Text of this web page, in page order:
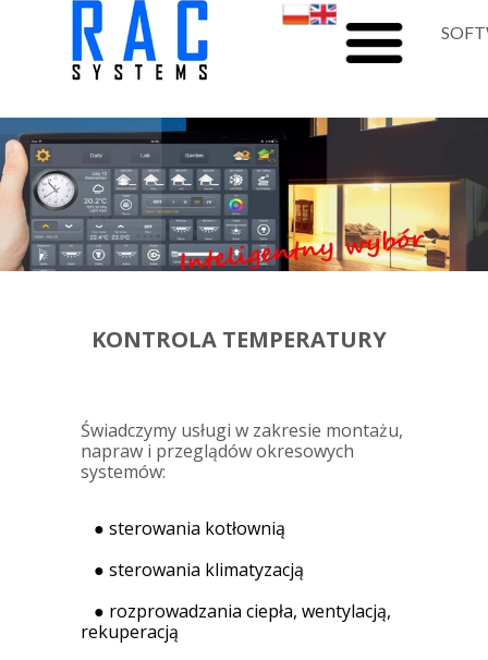
Świadczymy usługi w zakresie montażu,
napraw i przeglądów okresowych
systemów:
● sterowania kotłownią
● sterowania klimatyzacją
● rozprowadzania ciepła, wentylacją,
rekuperacją
KONTROLA TEMPERATURY
DOM-en
BIURO-en
HOTEL-en
ZDALNA
KONTAKT-en